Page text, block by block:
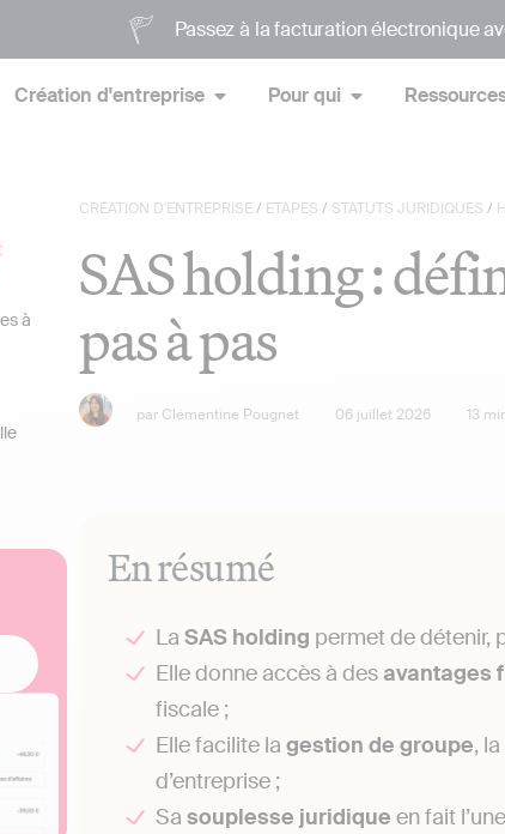
Passez à la facturation électronique
Création d'entreprise Pour qui
CRÉATION D'ENTREPRISE/ ETAPES / STATUTS JURIDIQUES /
SAS holding :
pas à pas
par Clémentine Pougnet 06 juillet 2026 13
En résumé
La SAS holding permet de détenir,
Elle donne accès à desavantages
fiscale ;
Elle facilite la gestion de groupe,
d’entreprise ;
Sa souplesse juridique en fait
à